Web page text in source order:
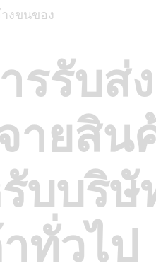
งขนของ
รรับส่
ายสิน
บบริษั
ทั่วไป